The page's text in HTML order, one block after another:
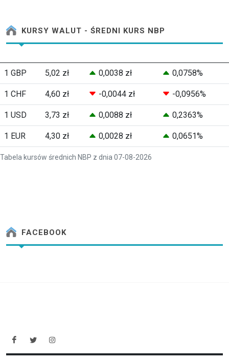
KURSY WALUT - ŚREDNI KURS NBP
Tabela kursów średnich NBP z dnia 07-08-2026
1 GBP 5,02 zł 0,0038 zł 0,0758%
1 CHF 4,60 zł -0,0044 zł -0,0956%
1 USD 3,73 zł 0,0088 zł 0,2363%
1 EUR 4,30 zł 0,0028 zł 0,0651%
FACEBOOK